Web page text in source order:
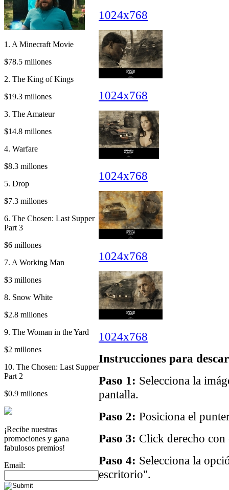
1. A Minecraft Movie
$78.5 millones
2. The King of Kings
$19.3 millones
3. The Amateur
$14.8 millones
4. Warfare
$8.3 millones
5. Drop
$7.3 millones
6. The Chosen: Last Supper
Part 3
$6 millones
7. A Working Man
$3 millones
8. Snow White
$2.8 millones
9. The Woman in the Yard
$2 millones
10. The Chosen: Last Supper
Part 2
$0.9 millones
¡Recibe nuestras
promociones y gana
fabulosos premios!
Email:
1024x768
1024x768
1024x768
1024x768
1024x768
Instrucciones para
Paso 1: Selecciona la
pantalla.
Paso 2: Posiciona el
Paso 3: Click derecho con
Paso 4: Selecciona la
escritorio".